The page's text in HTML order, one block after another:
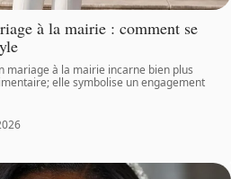
à la mairie : comment se
mariage à la mairie incarne bien plus
elle symbolise un engagement